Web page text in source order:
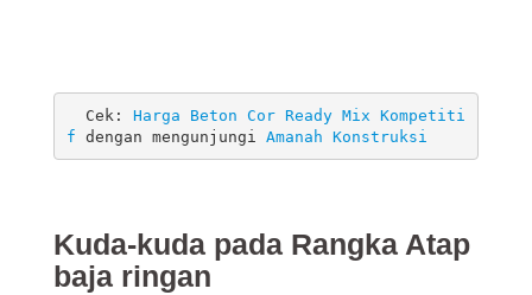
  Cek:
Harga Beton Cor Ready Mix Kompetiti
f dengan mengunjungi Amanah Konstruksi
Kuda-kuda pada Rangka Atap
baja ringan